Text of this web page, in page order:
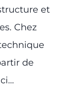
et
Chez
de